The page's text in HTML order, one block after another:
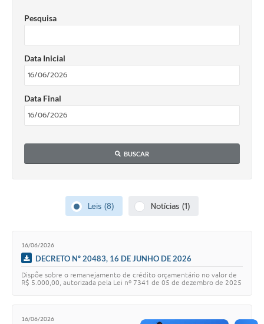
Contas Públicas
Legislação
Transparência
Emprega
Agenda
Pesquisa
Data Inicial
Data Final
BUSCAR
Leis (8) Notícias (1)
16/06/2026
DECRETO Nº 20483, 16 DE JUNHO DE 2026
Dispõe sobre o remanejamento de crédito orçamentário no valor de
R$ 5.000,00, autorizada pela Lei nº 7341 de 05 de dezembro de 2025
16/06/2026